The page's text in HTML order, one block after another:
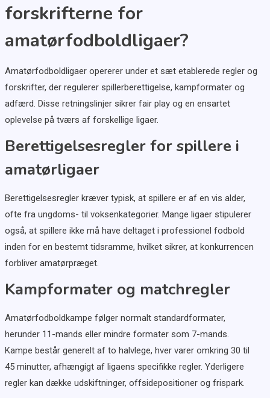
forskrifterne for
amatørfodboldligaer?
Amatørfodboldligaer opererer under et sæt etablerede regler og
forskrifter, der regulerer spillerberettigelse, kampformater og
adfærd. Disse retningslinjer sikrer fair play og en ensartet
oplevelse på tværs af forskellige ligaer.
Berettigelsesregler for spillere i
amatørligaer
Berettigelsesregler kræver typisk, at spillere er af en vis alder,
ofte fra ungdoms- til voksenkategorier. Mange ligaer stipulerer
også, at spillere ikke må have deltaget i professionel fodbold
inden for en bestemt tidsramme, hvilket sikrer, at konkurrencen
forbliver amatørpræget.
Kampformater og matchregler
Amatørfodboldkampe følger normalt standardformater,
herunder 11-mands eller mindre formater som 7-mands.
Kampe består generelt af to halvlege, hver varer omkring 30 til
45 minutter, afhængigt af ligaens specifikke regler. Yderligere
regler kan dække udskiftninger, offsidepositioner og frispark.